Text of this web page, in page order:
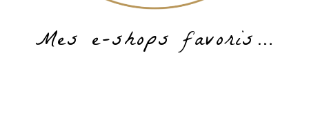
Mes e-shops favoris…